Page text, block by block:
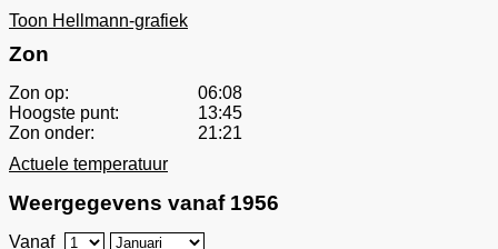
Toon Hellmann-grafiek
Zon
Zon op:
06:08
Hoogste punt:
13:45
Zon onder:
21:21
Actuele temperatuur
Weergegevens vanaf 1956
Vanaf